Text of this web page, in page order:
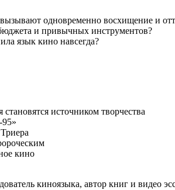
одновременно восхищение и
и привычных инструментов?
язык кино навсегда?
источником творчества
кино
киноязыка, автор книг и видео